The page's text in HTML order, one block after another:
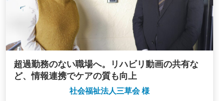
超過勤務のない職場へ。リハビリ動画の共有な
ど、情報連携でケアの質も向上
社会福祉法人三草会 様